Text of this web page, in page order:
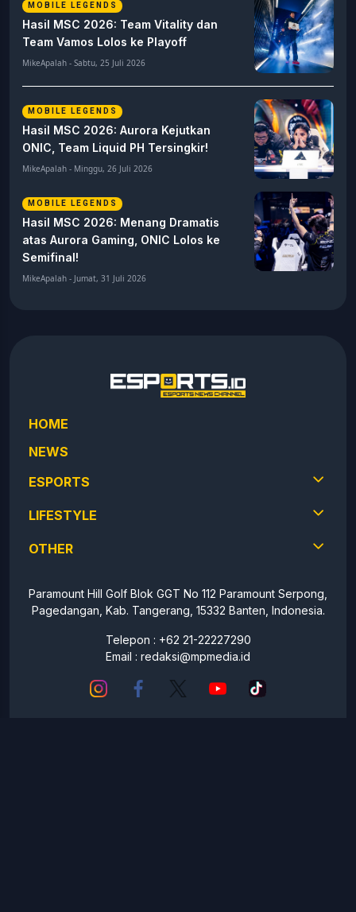
MOBILE LEGENDS
Hasil MSC 2026: Team Vitality dan
Team Vamos Lolos ke Playoff
MikeApalah - Sabtu, 25 Juli 2026
MOBILE LEGENDS
Hasil MSC 2026: Aurora Kejutkan
ONIC, Team Liquid PH Tersingkir!
MikeApalah - Minggu, 26 Juli 2026
MOBILE LEGENDS
Hasil MSC 2026: Menang Dramatis
atas Aurora Gaming, ONIC Lolos ke
Semifinal!
MikeApalah - Jumat, 31 Juli 2026
HOME
NEWS
ESPORTS
LIFESTYLE
OTHER
Paramount Hill Golf Blok GGT No 112 Paramount Serpong,
Pagedangan, Kab. Tangerang, 15332 Banten, Indonesia.
Telepon : +62 21-22227290
Email : redaksi@mpmedia.id